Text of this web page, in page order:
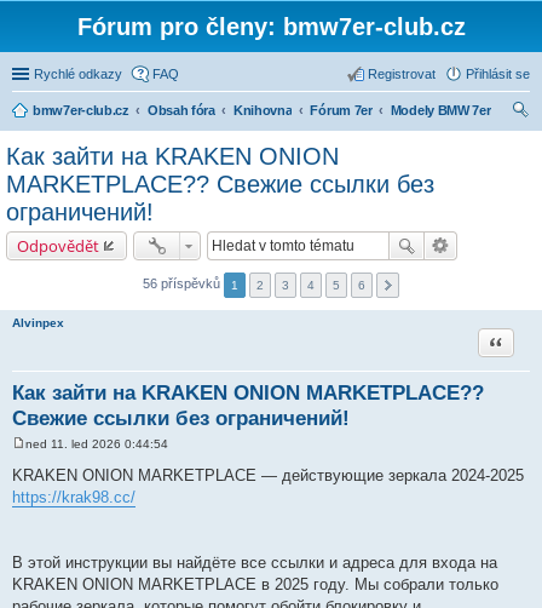
Fórum pro členy: bmw7er-club.cz
Rychlé odkazy FAQ Přihlásit se
Registrovat
bmw7er-club.cz Obsah fóra Knihovna Fórum 7er
Modely BMW 7er
Как зайти на KRAKEN ONION
MARKETPLACE?? Свежие ссылки без
ограничений!
Odpovědět
56 příspěvků 1 2 3 4 5 6
Alvinpex
Как зайти на KRAKEN ONION MARKETPLACE??
Свежие ссылки без ограничений!
Citace
ř
í
s
k
ned 11. led 2026 0:44:54
KRAKEN ONION MARKETPLACE — действующие зеркала 2024-2025
https://krak98.cc/
В этой инструкции вы найдёте все ссылки и адреса для входа на
KRAKEN ONION MARKETPLACE в 2025 году. Мы собрали только